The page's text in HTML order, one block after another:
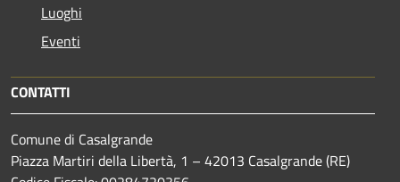
Luoghi
Eventi
CONTATTI
Comune di Casalgrande
Piazza Martiri della Libertà, 1 – 42013 Casalgrande (RE)